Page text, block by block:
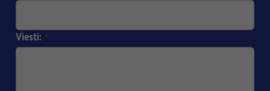
Viesti: *